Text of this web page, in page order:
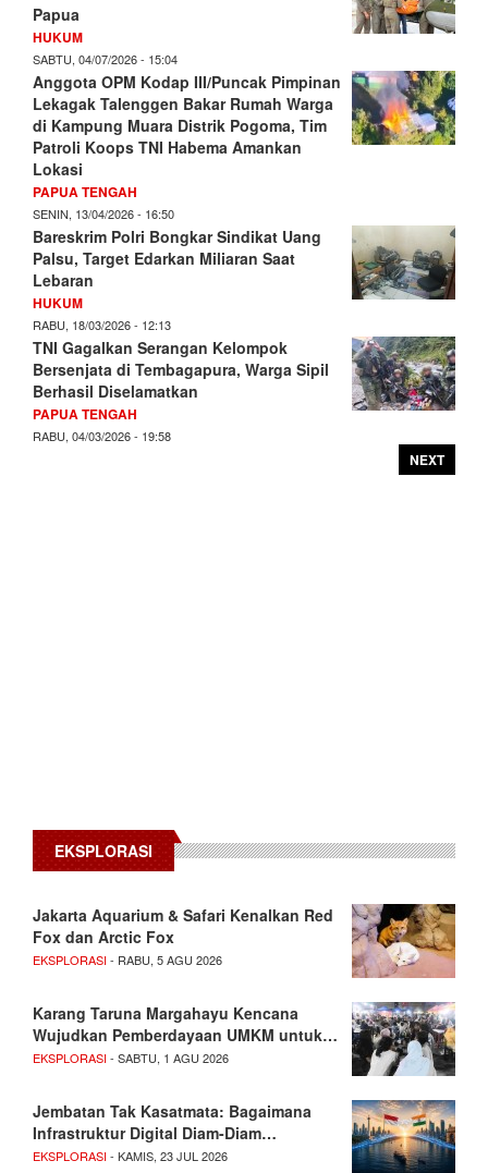
Papua
HUKUM
SABTU, 04/07/2026 - 15:04
Anggota OPM Kodap III/Puncak Pimpinan
Lekagak Talenggen Bakar Rumah Warga
di Kampung Muara Distrik Pogoma, Tim
Patroli Koops TNI Habema Amankan
Lokasi
PAPUA TENGAH
SENIN, 13/04/2026 - 16:50
Bareskrim Polri Bongkar Sindikat Uang
Palsu, Target Edarkan Miliaran Saat
Lebaran
HUKUM
RABU, 18/03/2026 - 12:13
TNI Gagalkan Serangan Kelompok
Bersenjata di Tembagapura, Warga Sipil
Berhasil Diselamatkan
PAPUA TENGAH
RABU, 04/03/2026 - 19:58
NEXT
EKSPLORASI
Jakarta Aquarium & Safari Kenalkan Red
Fox dan Arctic Fox
EKSPLORASI- RABU, 5 AGU 2026
Karang Taruna Margahayu Kencana
Wujudkan Pemberdayaan UMKM untuk…
EKSPLORASI- SABTU, 1 AGU 2026
Jembatan Tak Kasatmata: Bagaimana
Infrastruktur Digital Diam-Diam…
EKSPLORASI- KAMIS, 23 JUL 2026